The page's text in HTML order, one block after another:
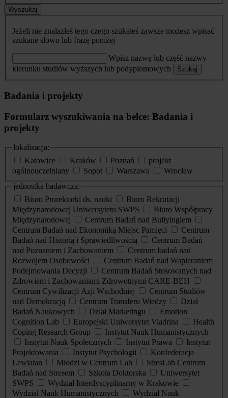
Wyszukaj
Jeżeli nie znalazłeś tego czego szukałeś zawsze możesz wpisać
szukane słowo lub frazę poniżej
Wpisz nazwę lub część nazwy
kierunku studiów wyższych lub podyplomowych
Szukaj
Badania i projekty
Formularz wyszukiwania na belce: Badania i
projekty
lokalizacja:
Katowice
Kraków Poznań
projekt
ogólnouczelniany
Sopot Warszawa
Wrocław
jednostka badawcza:
Biuro Prorektorki ds. nauki
Biuro Rekrutacji
Międzynarodowej Uniwersytetu SWPS
Biuro Współpracy
Międzynarodowej
Centrum Badań nad Bullyingiem
Centrum Badań nad Ekonomiką Miejsc Pamięci
Centrum
Badań nad Historią i Sprawiedliwością
Centrum Badań
nad Poznaniem i Zachowaniem
Centrum badań nad
Rozwojem Osobowości
Centrum Badań nad Wspieraniem
Podejmowania Decyzji
Centrum Badań Stosowanych nad
Zdrowiem i Zachowaniami Zdrowotnymi CARE-BEH
Centrum Cywilizacji Azji Wschodniej
Centrum Studiów
nad Demokracją
Centrum Transferu Wiedzy
Dział
Badań Naukowych
Dział Marketingu
Emotion
Cognition Lab
Europejski Uniwersytet Viadrina
Health
Coping Research Group
Instytut Nauk Humanistycznych
Instytut Nauk Społecznych
Instytut Prawa
Instytut
Projektowania
Instytut Psychologii
Konfederacja
Lewiatan
Młodzi w Centrum Lab
StresLab Centrum
Badań nad Stresem
Szkoła Doktorska
Uniwersytet
SWPS
Wydział Interdyscyplinarny w Krakowie
Wydział Nauk Humanistycznych
Wydział Nauk